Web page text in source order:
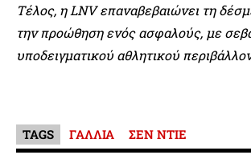
Τέλος, η LNV επαναβεβαιώνει τη
την προώθηση ενός ασφαλούς, με
υποδειγματικού αθλητικού
TAGS ΓΑΛΛΙΑ ΣΕΝ ΝΤΙΕ